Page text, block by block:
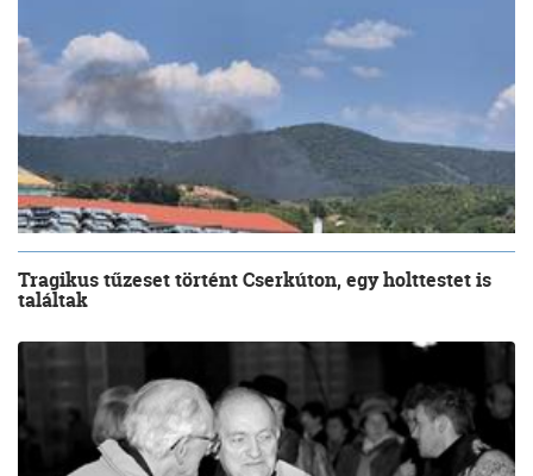
Tragikus tűzeset történt Cserkúton, egy holttestet is
találtak